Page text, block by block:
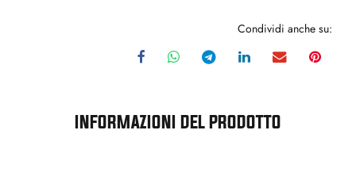
Condividi anche su:
INFORMAZIONI DEL PRODOTTO